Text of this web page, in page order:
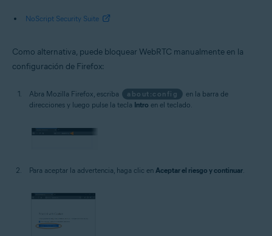
NoScript Security Suite
Como alternativa, puede bloquear WebRTC manualmente en la
configuración de Firefox:
Abra Mozilla Firefox, escriba about:config
en la barra de
direcciones y luego pulse la tecla Intro en el teclado.
Para aceptar la advertencia, haga clic en Aceptar el riesgo y continuar